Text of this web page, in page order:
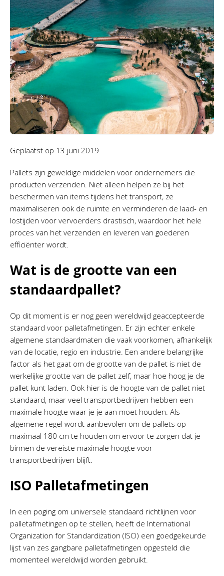
Geplaatst op 13 juni 2019
Pallets zijn geweldige middelen voor ondernemers die
producten verzenden. Niet alleen helpen ze bij het
beschermen van items tijdens het transport, ze
maximaliseren ook de ruimte en verminderen de laad- en
lostijden voor vervoerders drastisch, waardoor het hele
proces van het verzenden en leveren van goederen
efficiënter wordt.
Wat is de grootte van een
standaardpallet?
Op dit moment is er nog geen wereldwijd geaccepteerde
standaard voor palletafmetingen. Er zijn echter enkele
algemene standaardmaten die vaak voorkomen, afhankelijk
van de locatie, regio en industrie. Een andere belangrijke
factor als het gaat om de grootte van de pallet is niet de
werkelijke grootte van de pallet zelf, maar hoe hoog je de
pallet kunt laden. Ook hier is de hoogte van de pallet niet
standaard, maar veel transportbedrijven hebben een
maximale hoogte waar je je aan moet houden. Als
algemene regel wordt aanbevolen om de pallets op
maximaal 180 cm te houden om ervoor te zorgen dat je
binnen de vereiste maximale hoogte voor
transportbedrijven blijft.
ISO Palletafmetingen
In een poging om universele standaard richtlijnen voor
palletafmetingen op te stellen, heeft de International
Organization for Standardization (ISO) een goedgekeurde
lijst van zes gangbare palletafmetingen opgesteld die
momenteel wereldwijd worden gebruikt.